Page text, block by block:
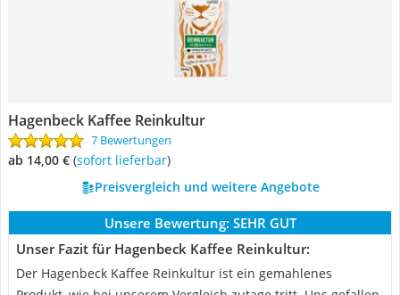
Hagenbeck Kaffee Reinkultur
7 Bewertungen
ab 14,00 € ( Sofort lieferbar)
Preisvergleich und weitere Angebote
Unsere Bewertung: SEHR GUT
Unser Fazit für Hagenbeck Kaffee Reinkultur:
Der Hagenbeck Kaffee Reinkultur ist ein gemahlenes